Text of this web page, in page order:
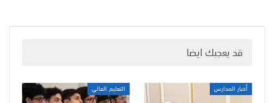
قد يعجبك ايضا
أخبار المدارس التعليم العالي